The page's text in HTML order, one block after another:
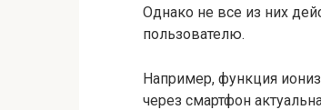
Однако не все из них
пользователю.
Например, функция
через смартфон